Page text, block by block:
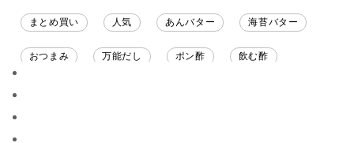
まとめ買い 人気 あんバター 海苔バター
おつまみ 万能だし ポン酢 飲む酢